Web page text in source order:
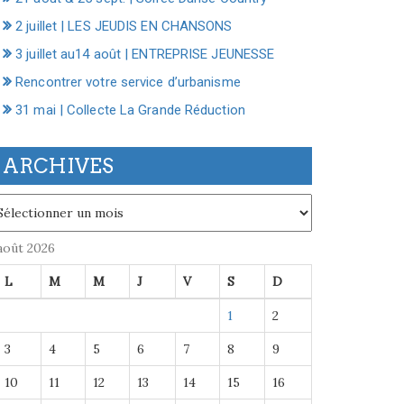
2 juillet | LES JEUDIS EN CHANSONS
3 juillet au14 août | ENTREPRISE JEUNESSE
Rencontrer votre service d’urbanisme
31 mai | Collecte La Grande Réduction
ARCHIVES
2026
L M M J V S D
1 2
3 4 5 6 7 8 9
10 11 12 13 14 15 16